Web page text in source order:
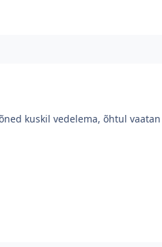
kuskil vedelema, õhtul